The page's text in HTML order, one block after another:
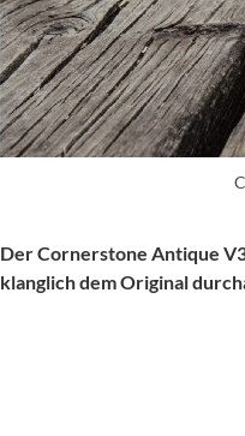
Der Cornerstone Antique
klanglich dem Original